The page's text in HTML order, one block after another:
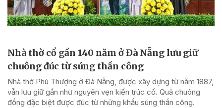
Nhà thờ cổ gần 140 năm ở Đà Nẵng lưu giữ
chuông đúc từ súng thần công
Nhà thờ Phú Thượng ở Đà Nẵng, được xây dựng từ năm 1887,
vẫn lưu giữ gần như nguyên vẹn kiến trúc cổ. Quả chuông
đồng đặc biệt được đúc từ những khẩu súng thần công.